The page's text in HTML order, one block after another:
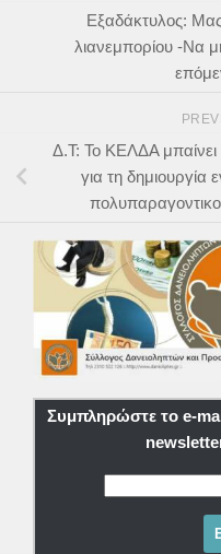
Εξαδάκτυλος:
λιανεμπορίου -Να
Δ.Τ: Το ΚΕΛΔΑ μπαίνει
για τη δημιουργία
Συμπληρώστε το e-